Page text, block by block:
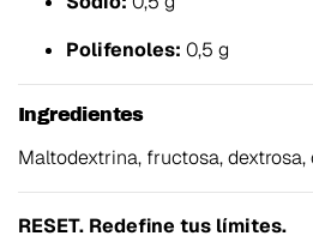
Polifenoles: 0,5 g
Ingredientes
Maltodextrina, fructosa,
RESET. Redefine tus límites.